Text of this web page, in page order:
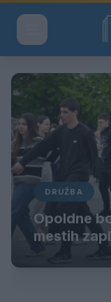
DRUŽBA
Opoldne
mestih